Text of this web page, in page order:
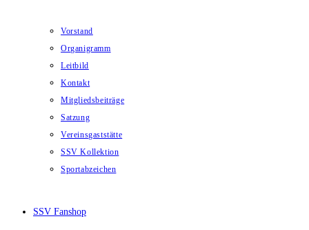
Vorstand
Organigramm
Leitbild
Kontakt
Mitgliedsbeiträge
Satzung
Vereinsgaststätte
SSV Kollektion
Sportabzeichen
SSV Fanshop